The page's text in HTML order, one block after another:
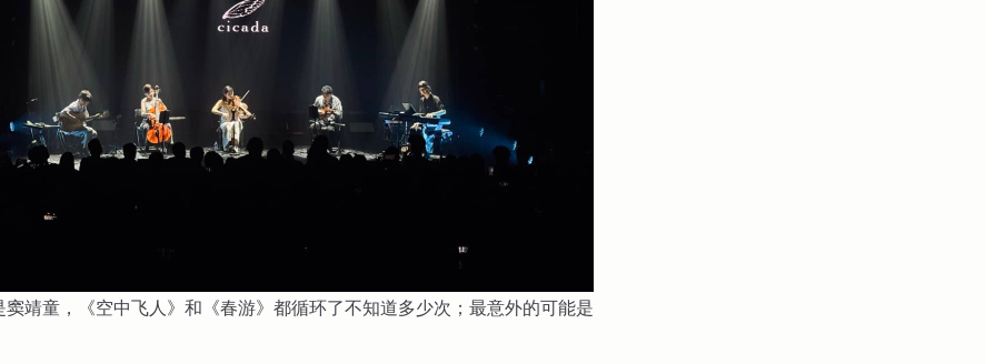
窦靖童，《空中飞人》和《春游》都循环了不知道多少次；最意外的可能是